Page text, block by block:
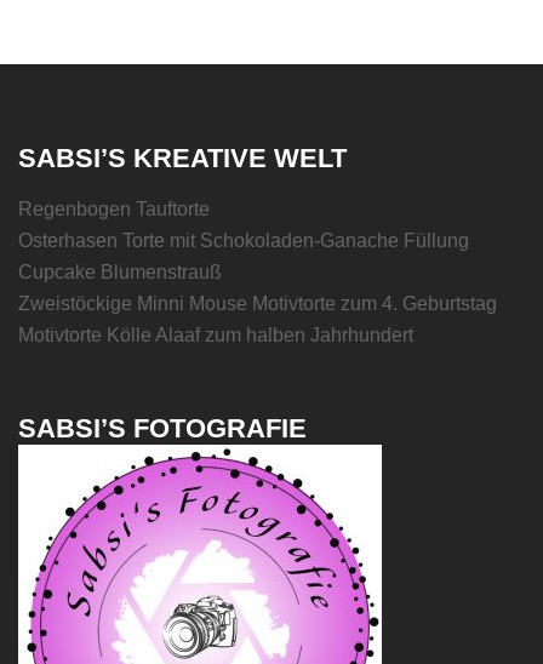
SABSI’S KREATIVE WELT
Regenbogen Tauftorte
Osterhasen Torte mit Schokoladen-Ganache Füllung
Cupcake Blumenstrauß
Zweistöckige Minni Mouse Motivtorte zum 4. Geburtstag
Motivtorte Kölle Alaaf zum halben Jahrhundert
SABSI’S FOTOGRAFIE